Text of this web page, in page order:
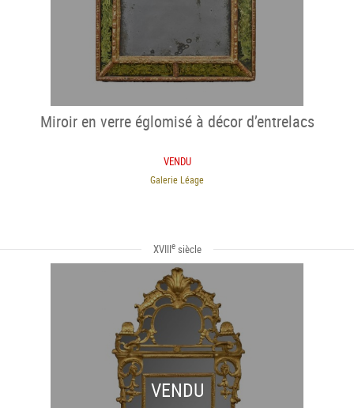
Miroir en verre églomisé à décor d’entrelacs
VENDU
Galerie Léage
XVIIIesiècle
VENDU